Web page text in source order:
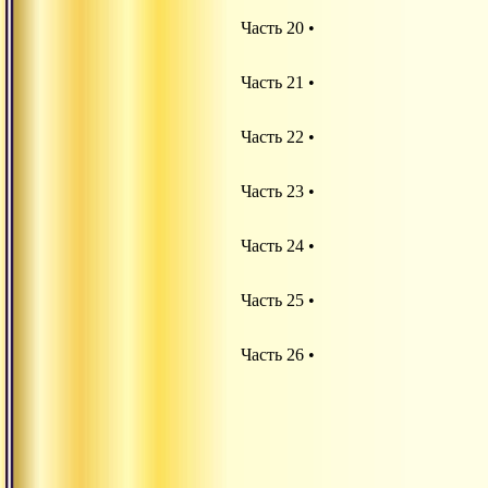
Часть 20 •
Часть 21 •
Часть 22 •
Часть 23 •
Часть 24 •
Часть 25 •
Часть 26 •